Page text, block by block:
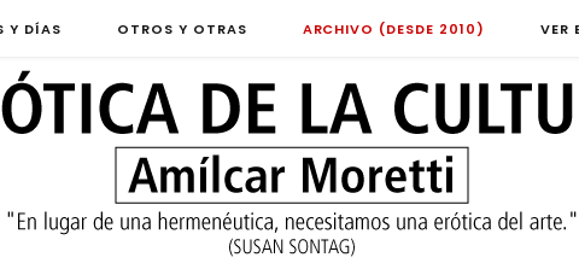
Y DÍAS OTROS Y OTRAS ARCHIVO (DESDE 2010) VER